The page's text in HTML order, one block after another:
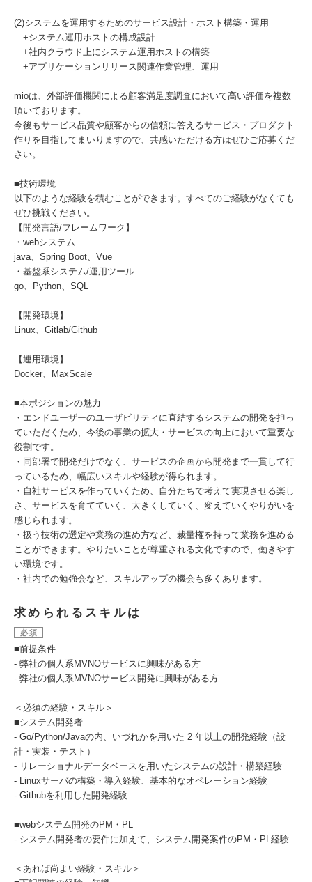
(2)システムを運用するためのサービス設計・ホスト構築・運用
+システム運用ホストの構成設計
+社内クラウド上にシステム運用ホストの構築
+アプリケーションリリース関連作業管理、運用
mioは、外部評価機関による顧客満足度調査において高い評価を複数
頂いております。
今後もサービス品質や顧客からの信頼に答えるサービス・プロダクト
作りを目指してまいりますので、共感いただける方はぜひご応募くだ
さい。
■技術環境
以下のような経験を積むことができます。すべてのご経験がなくても
ぜひ挑戦ください。
【開発言語/フレームワーク】
・webシステム
java、Spring Boot、Vue
・基盤系システム/運用ツール
go、Python、SQL
【開発環境】
Linux、Gitlab/Github
【運用環境】
Docker、MaxScale
■本ポジションの魅力
・エンドユーザーのユーザビリティに直結するシステムの開発を担っ
ていただくため、今後の事業の拡大・サービスの向上において重要な
役割です。
・同部署で開発だけでなく、サービスの企画から開発まで一貫して行
っているため、幅広いスキルや経験が得られます。
・自社サービスを作っていくため、自分たちで考えて実現させる楽し
さ、サービスを育てていく、大きくしていく、変えていくやりがいを
感じられます。
・扱う技術の選定や業務の進め方など、裁量権を持って業務を進める
ことができます。やりたいことが尊重される文化ですので、働きやす
い環境です。
・社内での勉強会など、スキルアップの機会も多くあります。
求められるスキルは
必須
■前提条件
- 弊社の個人系MVNOサービスに興味がある方
- 弊社の個人系MVNOサービス開発に興味がある方
＜必須の経験・スキル＞
■システム開発者
- Go/Python/Javaの内、いづれかを用いた 2 年以上の開発経験（設
計・実装・テスト）
- リレーショナルデータベースを用いたシステムの設計・構築経験
- Linuxサーバの構築・導入経験、基本的なオペレーション経験
- Githubを利用した開発経験
■webシステム開発のPM・PL
- システム開発者の要件に加えて、システム開発案件のPM・PL経験
＜あれば尚よい経験・スキル＞